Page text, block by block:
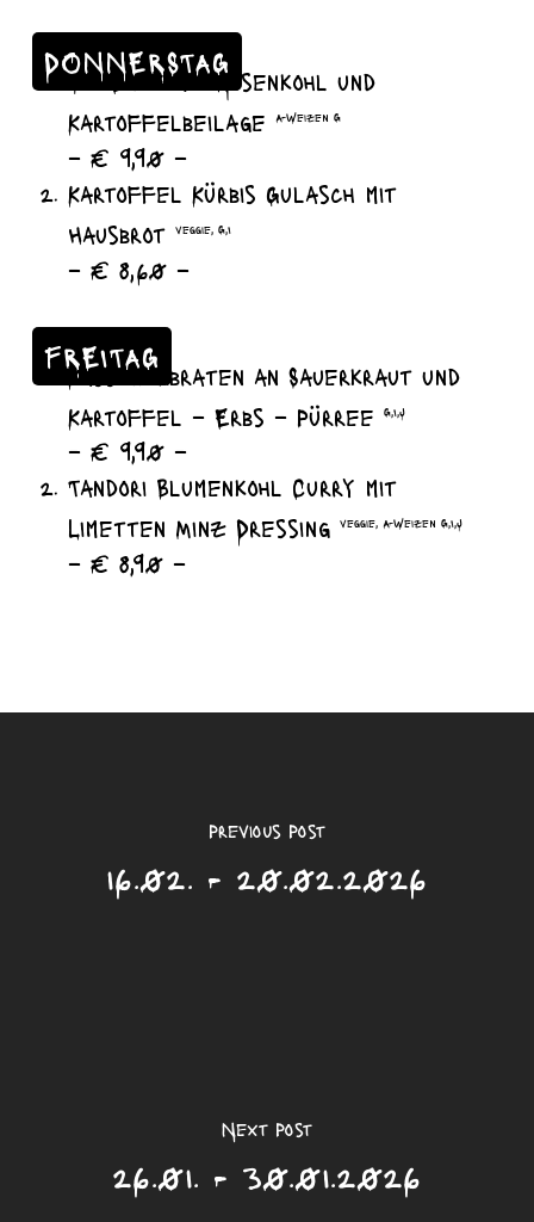
DONNERSTAG
1/4 Ente mit Rosenkohl und
Kartoffelbeilage
A-Weizen G
– € 9,90 –
Kartoffel Kürbis Gulasch mit
Hausbrot
veggie, G,I
– € 8,60 –
FREITAG
Kasselerbraten an Sauerkraut und
Kartoffel – Erbs – Pürree
G,I,J
– € 9,90 –
Tandori Blumenkohl Curry mit
Limetten Minz Dressing
veggie, A-Weizen G,I,J
– € 8,90 –
Previous Post
16.02. - 20.02.2026
Next Post
26.01. - 30.01.2026